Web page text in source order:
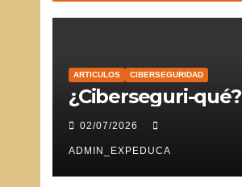
ARTICULOS CIBERSEGURIDAD
¿Ciberseguri-qué?
02/07/2026
ADMIN_EXPEDUCA